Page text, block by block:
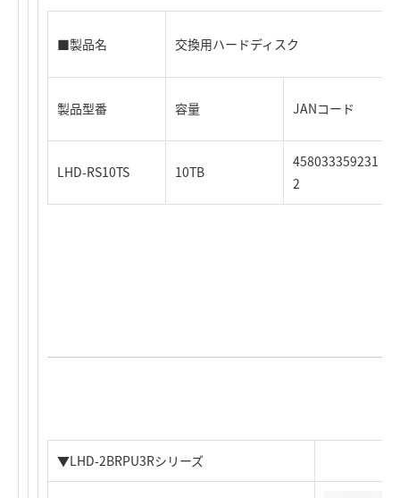
■製品名 交換用ハードディスク
製品型番 容量 JANコード
LHD-RS10TS 10TB
458033359231
2
▼LHD-2BRPU3Rシリーズ